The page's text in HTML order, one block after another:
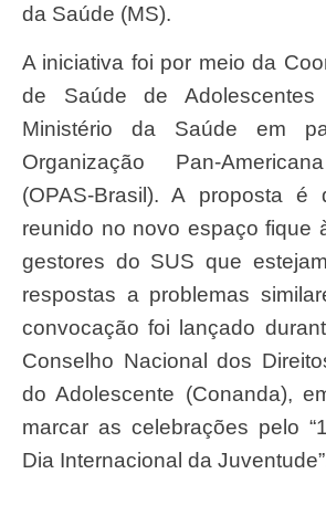
da Saúde (MS).
A iniciativa foi por meio da Coordenação Geral
de Saúde de
Ministério da Saúde em
Organização Pan-
(OPAS-Brasil). A proposta é
reunido no novo espaço fique
gestores do SUS que
respostas a problemas
convocação foi lançado
Conselho Nacional dos
do Adolescente (Conanda),
marcar as celebrações pelo
Dia Internacional da